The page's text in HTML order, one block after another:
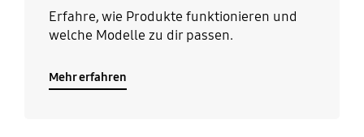
Erfahre, wie Produkte funktionieren und
welche Modelle zu dir passen.
Mehr erfahren